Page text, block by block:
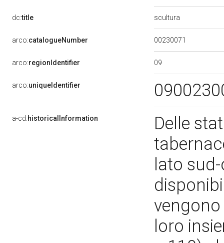
dc:title scultura
arco:catalogueNumber 00230071
arco:regionIdentifier 09
arco:uniqueIdentifier
a-cd:historicalInformation
Delle
lato
loro